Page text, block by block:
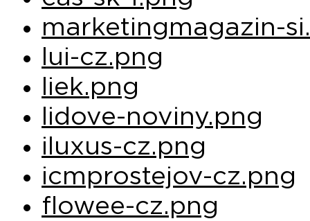
marketingmagazin-
lui-cz.png
liek.png
lidove-noviny.png
iluxus-cz.png
icmprostejov-cz.png
flowee-cz.png